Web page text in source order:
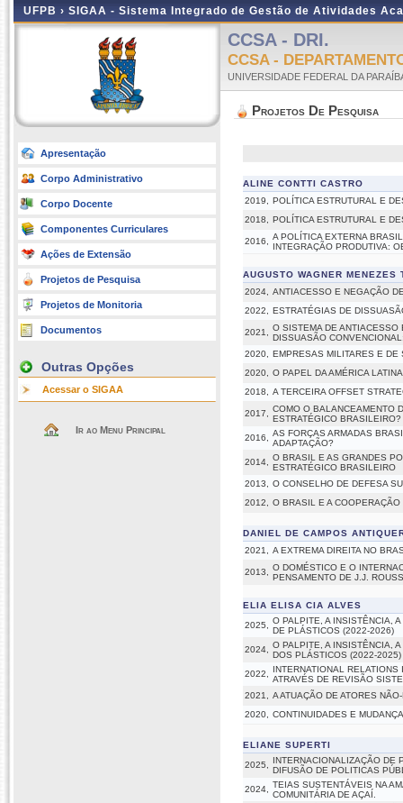
UFPB › SIGAA - Sistema Integrado de Gestão de Atividades
Apresentação
Corpo Administrativo
Corpo Docente
Componentes Curriculares
Ações de Extensão
Projetos de Pesquisa
Projetos de Monitoria
Documentos
Outras Opções
Acessar o SIGAA
Ir ao Menu Principal
CCSA - DRI.
CCSA -
UNIVERSIDADE FEDERAL DA
Projetos De Pesquisa
ALINE CONTTI CASTRO
2019,
POLÍTICA ESTRUTURAL E
2018,
POLÍTICA ESTRUTURAL E
2016,
A POLÍTICA EXTERNA
INTEGRAÇÃO PRODUTIVA:
AUGUSTO WAGNER
2024,
ANTIACESSO E NEGAÇÃO
2022,
ESTRATÉGIAS DE
2021,
O SISTEMA DE ANTIACESSO
DISSUASÃO
2020,
EMPRESAS MILITARES E DE
2020,
O PAPEL DA AMÉRICA
2018,
A TERCEIRA OFFSET
2017,
COMO O BALANCEAMENTO
ESTRATÉGICO BRASILEIRO?
2016,
AS FORÇAS ARMADAS
ADAPTAÇÃO?
2014,
O BRASIL E AS GRANDES
ESTRATÉGICO BRASILEIRO
2013,
O CONSELHO DE DEFESA
2012,
O BRASIL E A
DANIEL DE CAMPOS
2021,
A EXTREMA DIREITA NO
2013,
O DOMÉSTICO E O
PENSAMENTO DE J.J.
ELIA ELISA CIA ALVES
2025,
O PALPITE, A INSISTÊNCIA,
DE PLÁSTICOS (2022-2026)
2024,
O PALPITE, A INSISTÊNCIA,
DOS PLÁSTICOS (2022-2025)
2022,
INTERNATIONAL
ATRAVÉS DE REVISÃO
2021,
A ATUAÇÃO DE ATORES
2020,
CONTINUIDADES E
ELIANE SUPERTI
2025,
INTERNACIONALIZAÇÃO DE
DIFUSÃO DE POLITICAS
2024,
TEIAS SUSTENTÁVEIS NA
COMUNITÁRIA DE AÇAÍ.